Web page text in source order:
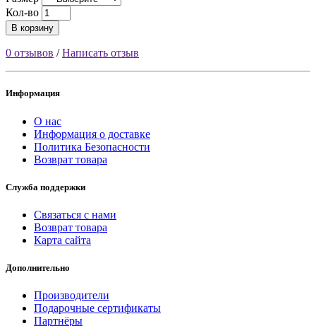
Кол-во
В корзину
0 отзывов /Написать отзыв
Информация
О нас
Информация о доставке
Политика Безопасности
Возврат товара
Служба поддержки
Связаться с нами
Возврат товара
Карта сайта
Дополнительно
Производители
Подарочные сертификаты
Партнёры